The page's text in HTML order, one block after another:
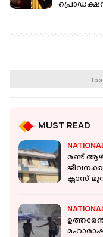
To
MUST READ
രണ്ട്
ക്ലാസ്